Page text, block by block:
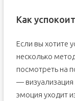
Как
Если вы хотите
несколько
посмотреть на
— визуализация
эмоция уходит